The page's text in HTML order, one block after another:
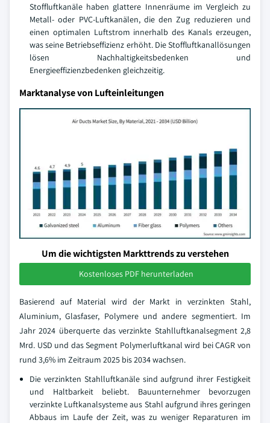
Stoffluftkanäle haben glattere Innenräume im Vergleich zu
Metall- oder PVC-Luftkanälen, die den Zug reduzieren und
einen optimalen Luftstrom innerhalb des Kanals erzeugen,
was seine Betriebseffizienz erhöht. Die Stoffluftkanallösungen
lösen Nachhaltigkeitsbedenken und
Energieeffizienzbedenken gleichzeitig.
Marktanalyse von Lufteinleitungen
Um die wichtigsten Markttrends zu verstehen
Kostenloses PDF herunterladen
Basierend auf Material wird der Markt in verzinkten Stahl,
Aluminium, Glasfaser, Polymere und andere segmentiert. Im
Jahr 2024 überquerte das verzinkte Stahlluftkanalsegment 2,8
Mrd. USD und das Segment Polymerluftkanal wird bei CAGR von
rund 3,6% im Zeitraum 2025 bis 2034 wachsen.
Die verzinkten Stahlluftkanäle sind aufgrund ihrer Festigkeit
und Haltbarkeit beliebt. Bauunternehmer bevorzugen
verzinkte Luftkanalsysteme aus Stahl aufgrund ihres geringen
Abbaus im Laufe der Zeit, was zu weniger Reparaturen im